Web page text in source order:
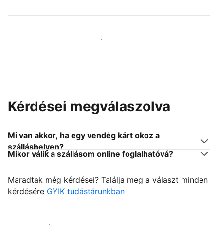
Csatlakozzon Önhöz hasonló szállásadókhoz
Kérdései megválaszolva
Mi van akkor, ha egy vendég kárt okoz a
szálláshelyen?
Mikor válik a szállásom online foglalhatóvá?
Maradtak még kérdései? Találja meg a választ minden
kérdésére GYIK tudástárunkban